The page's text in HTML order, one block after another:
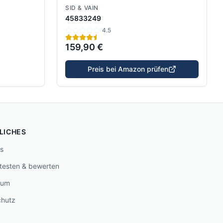
SID & VAIN
45833249
4.5
159,90 €
Preis bei Amazon prüfen
& bewerten